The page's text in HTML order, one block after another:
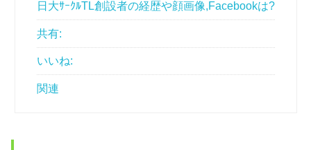
日大ｻｰｸﾙTL創設者の経歴や顔画像,Facebookは?
共有:
いいね:
関連